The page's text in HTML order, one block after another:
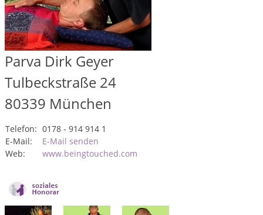
Parva Dirk Geyer
Tulbeckstraße 24
80339 München
Telefon: 0178 - 914 914 1
E-Mail:
E-Mail senden
Web:
www.beingtouched.com